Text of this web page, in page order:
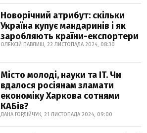
Новорічний атрибут: скільки
Україна купує мандаринів і як
заробляють країни-експортери
ОЛЕКСІЙ ПАВЛИШ, 22 ЛИСТОПАДА 2024, 08:30
Місто молоді, науки та IT. Чи
вдалося росіянам зламати
економіку Харкова сотнями
КАБів?
ДАНА ГОРДІЙЧУК, 21 ЛИСТОПАДА 2024, 09:00